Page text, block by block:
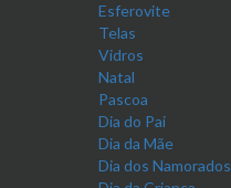
Esferovite
Telas
Vidros
Natal
Pascoa
Dia do Pai
Dia da Mãe
Dia dos Namorados